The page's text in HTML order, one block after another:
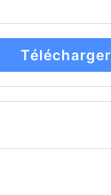
Télécharger